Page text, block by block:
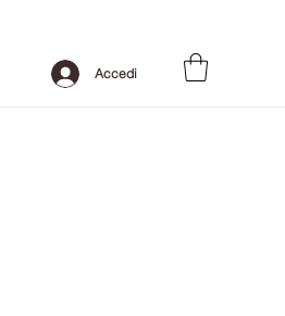
Accedi